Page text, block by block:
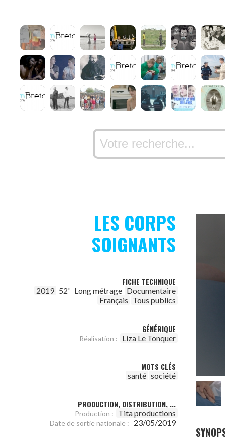
LES CORPS
SOIGNANTS
FICHE TECHNIQUE
2019 52' Long métrage Documentaire
Français Tous publics
GÉNÉRIQUE
Réalisation : Liza Le Tonquer
MOTS CLÉS
santé société
PRODUCTION, DISTRIBUTION, ...
Production : Tita productions
Date de sortie nationale : 23/05/2019